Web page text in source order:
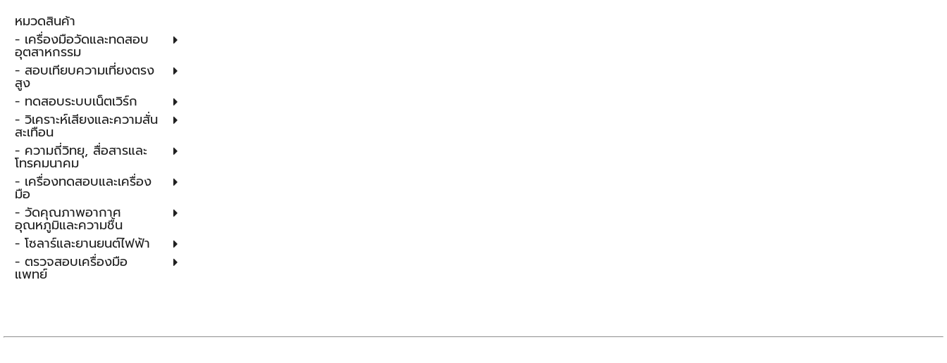
หมวดสินค้า
- เครื่องมือวัดและทดสอบ
อุตสาหกรรม
- สอบเทียบความเที่ยงตรง
สูง
- ทดสอบระบบเน็ตเวิร์ก
- วิเคราะห์เสียงและความสั่น
สะเทือน
- ความถี่วิทยุ, สื่อสารและ
โทรคมนาคม
- เครื่องทดสอบและเครื่อง
มือ
- วัดคุณภาพอากาศ
อุณหภูมิและความชื้น
- โซลาร์และยานยนต์ไฟฟ้า
- ตรวจสอบเครื่องมือ
แพทย์